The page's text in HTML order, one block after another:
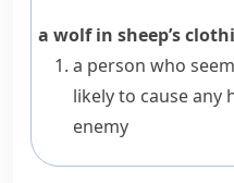
a wolf in sheep’s
a person who
likely to cause any
enemy